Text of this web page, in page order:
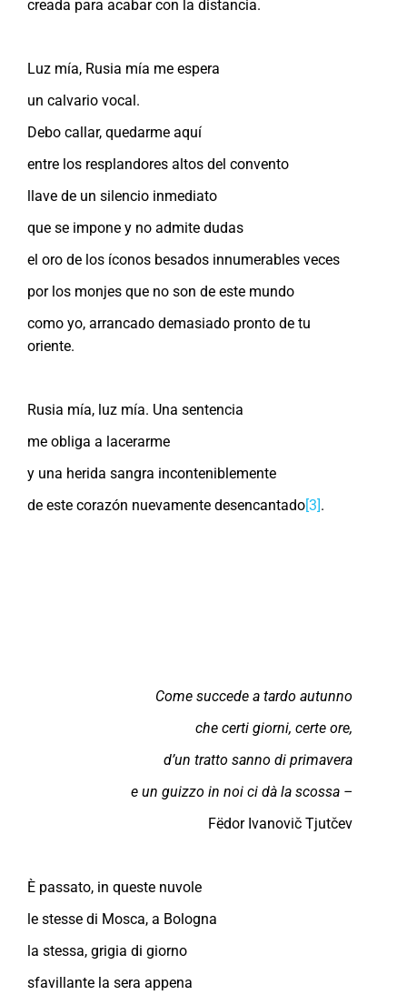
creada para acabar con la distancia.
Luz mía, Rusia mía me espera
un calvario vocal.
Debo callar, quedarme aquí
entre los resplandores altos del convento
llave de un silencio inmediato
que se impone y no admite dudas
el oro de los íconos besados innumerables veces
por los monjes que no son de este mundo
como yo, arrancado demasiado pronto de tu
oriente.
Rusia mía, luz mía. Una sentencia
me obliga a lacerarme
y una herida sangra inconteniblemente
de este corazón nuevamente desencantado[3].
Come succede a tardo autunno
che certi giorni, certe ore,
d’un tratto sanno di primavera
e un guizzo in noi ci dà la scossa –
Fëdor Ivanovič Tjutčev
È passato, in queste nuvole
le stesse di Mosca, a Bologna
la stessa, grigia di giorno
sfavillante la sera appena